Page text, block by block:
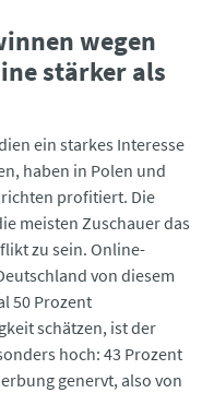
wegen
stärker als
ein starkes Interesse
haben in Polen und
profitiert. Die
meisten Zuschauer das
zu sein. Online-
von diesem
50 Prozent
schätzen, ist der
hoch: 43 Prozent
genervt, also von